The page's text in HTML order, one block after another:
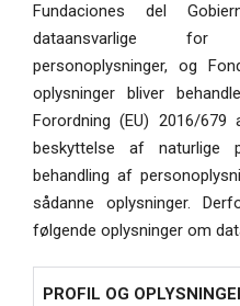
Fundaciones del
dataansvarlige for
personoplysninger, og
oplysninger bliver
Forordning (EU) 2016/
beskyttelse af naturlige
behandling af
sådanne oplysninger.
følgende oplysninger om
PROFIL OG